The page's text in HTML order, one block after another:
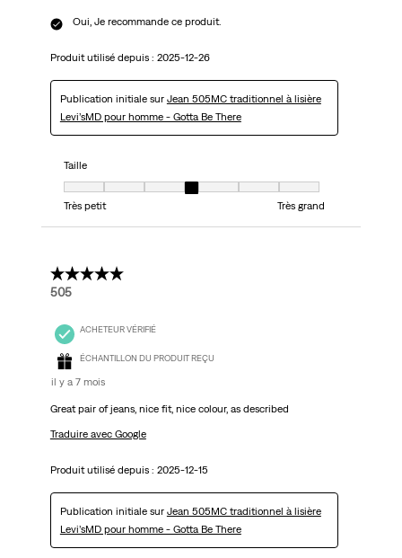
Oui, Je recommande ce produit.
Produit utilisé depuis : 2025-12-26
Publication initiale sur Jean 505MC traditionnel à lisière
Levi’sMD pour homme - Gotta Be There
Taille
Taille, 4 sur 7, où 1 est égal à Très petit et 7 est égal à Très grand
Très petit
Très grand
5 étoile(s) sur 5.
505
ACHETEUR VÉRIFIÉ
ÉCHANTILLON DU PRODUIT REÇU
il y a 7 mois
Great pair of jeans, nice fit, nice colour, as described
Traduire avec Google
Produit utilisé depuis : 2025-12-15
Publication initiale sur Jean 505MC traditionnel à lisière
Levi’sMD pour homme - Gotta Be There